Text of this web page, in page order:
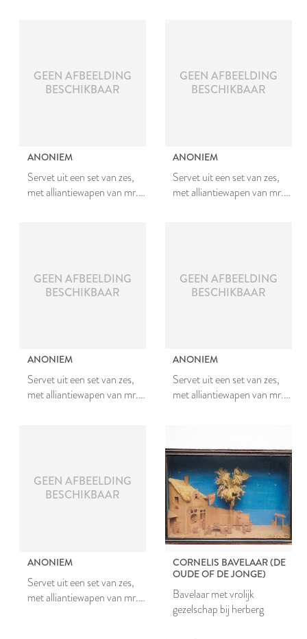
GEEN AFBEELDING
BESCHIKBAAR
ANONIEM
Servet uit een set van zes,
met alliantiewapen van mr.
GEEN AFBEELDING
BESCHIKBAAR
ANONIEM
Servet uit een set van zes,
met alliantiewapen van mr.
GEEN AFBEELDING
BESCHIKBAAR
ANONIEM
Servet uit een set van zes,
met alliantiewapen van mr.
GEEN AFBEELDING
BESCHIKBAAR
ANONIEM
Servet uit een set van zes,
met alliantiewapen van mr.
GEEN AFBEELDING
BESCHIKBAAR
ANONIEM
Servet uit een set van zes,
met alliantiewapen van mr.
CORNELIS BAVELAAR (DE
OUDE OF DE JONGE)
Bavelaar met vrolijk
gezelschap bij herberg